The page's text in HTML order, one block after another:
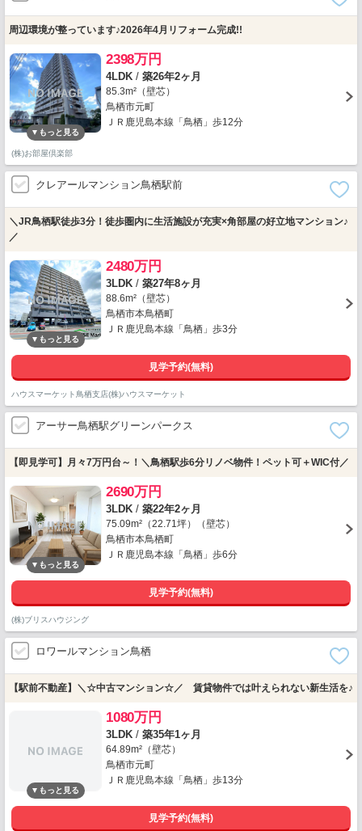
周辺環境が整っています♪2026年4月リフォーム完成!!
2398万円
4LDK / 築26年2ヶ月
85.3m²（壁芯）
鳥栖市元町
ＪＲ鹿児島本線「鳥栖」歩12分
(株)お部屋倶楽部
クレアールマンション鳥栖駅前
＼JR鳥栖駅徒歩3分！徒歩圏内に生活施設が充実×角部屋の好立地マンション♪
／
2480万円
3LDK / 築27年8ヶ月
88.6m²（壁芯）
鳥栖市本鳥栖町
ＪＲ鹿児島本線「鳥栖」歩3分
見学予約(無料)
ハウスマーケット鳥栖支店(株)ハウスマーケット
アーサー鳥栖駅グリーンパークス
【即見学可】月々7万円台～！＼鳥栖駅歩6分リノベ物件！ペット可＋WIC付／
2690万円
3LDK / 築22年2ヶ月
75.09m²（22.71坪）（壁芯）
鳥栖市本鳥栖町
ＪＲ鹿児島本線「鳥栖」歩6分
見学予約(無料)
(株)ブリスハウジング
ロワールマンション鳥栖
【駅前不動産】＼☆中古マンション☆／ 賃貸物件では叶えられない新生活を♪
1080万円
3LDK / 築35年1ヶ月
64.89m²（壁芯）
鳥栖市元町
ＪＲ鹿児島本線「鳥栖」歩13分
見学予約(無料)